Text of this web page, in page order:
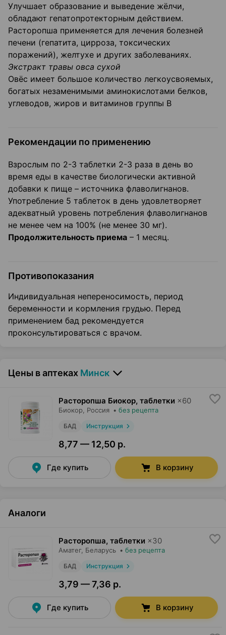
Улучшает образование и выведение жёлчи,
обладают гепатопротекторным действием.
Расторопша применяется для лечения болезней
печени (гепатита, цирроза, токсических
поражений), желтухе и других заболеваниях.
Экстракт травы овса сухой
Овёс имеет большое количество легкоусвояемых,
богатых незаменимыми аминокислотами белков,
углеводов, жиров и витаминов группы В
Рекомендации по применению
Взрослым по 2-3 таблетки 2-3 раза в день во
время еды в качестве биологически активной
добавки к пище – источника флаволигнанов.
Употребление 5 таблеток в день удовлетворяет
адекватный уровень потребления флаволигнанов
не менее чем на 100% (не менее 30 мг).
Продолжительность приема – 1 месяц.
Противопоказания
Индивидуальная непереносимость, период
беременности и кормления грудью. Перед
применением бад рекомендуется
проконсультироваться с врачом.
Цены в аптеках Минск
Расторопша Биокор, таблетки ×60
Биокор, Россия • без рецепта
БАД Инструкция
8,77 — 12,50 р.
Где купить В корзину
Аналоги
Расторопша, таблетки ×30
Аматег, Беларусь • без рецепта
БАД Инструкция
3,79 — 7,36 р.
Где купить В корзину